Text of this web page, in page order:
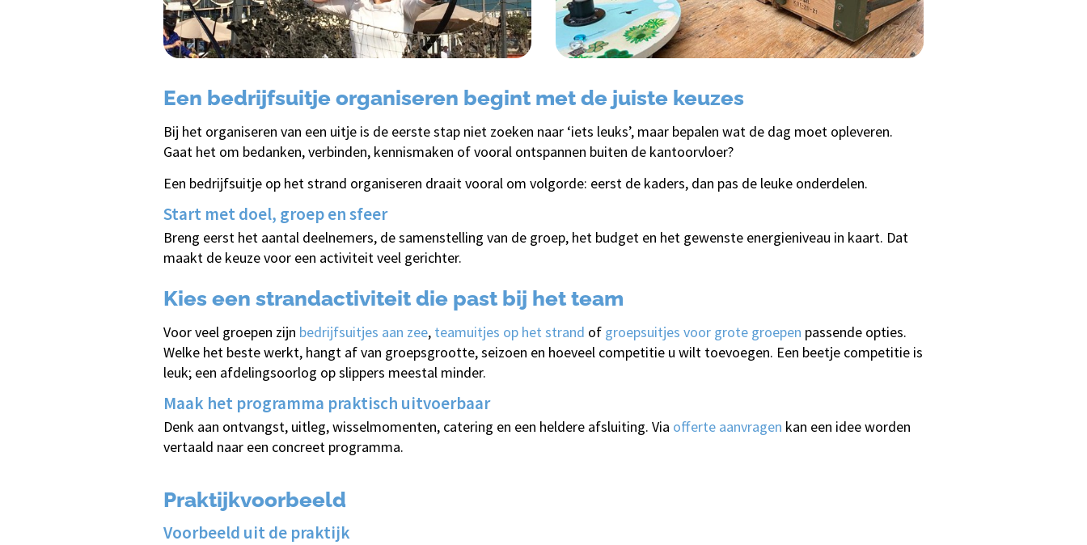
Een bedrijfsuitje organiseren begint met de juiste keuzes
Bij het organiseren van een uitje is de eerste stap niet zoeken naar ‘iets leuks’, maar bepalen wat de dag moet opleveren.
Gaat het om bedanken, verbinden, kennismaken of vooral ontspannen buiten de kantoorvloer?
Een bedrijfsuitje op het strand organiseren draait vooral om volgorde: eerst de kaders, dan pas de leuke onderdelen.
Start met doel, groep en sfeer
Breng eerst het aantal deelnemers, de samenstelling van de groep, het budget en het gewenste energieniveau in kaart. Dat
maakt de keuze voor een activiteit veel gerichter.
Kies een strandactiviteit die past bij het team
Voor veel groepen zijn bedrijfsuitjes aan zee, teamuitjes op het strand of groepsuitjes voor grote groepen passende opties.
Welke het beste werkt, hangt af van groepsgrootte, seizoen en hoeveel competitie u wilt toevoegen. Een beetje competitie is
leuk; een afdelingsoorlog op slippers meestal minder.
Maak het programma praktisch uitvoerbaar
Denk aan ontvangst, uitleg, wisselmomenten, catering en een heldere afsluiting. Via offerte aanvragen kan een idee worden
vertaald naar een concreet programma.
Praktijkvoorbeeld
Voorbeeld uit de praktijk